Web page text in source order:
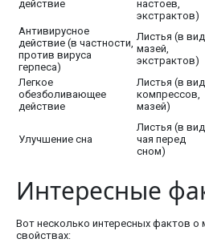
действие
настоев,
экстрактов)
Антивирусное
действие (в частности,
против вируса
герпеса)
Листья (в
мазей,
экстрактов)
Легкое
обезболивающее
действие
Листья (в
компрессов,
мазей)
Улучшение сна
Листья (в
чая перед
сном)
Интересные
Вот несколько интересных фактов о
свойствах: